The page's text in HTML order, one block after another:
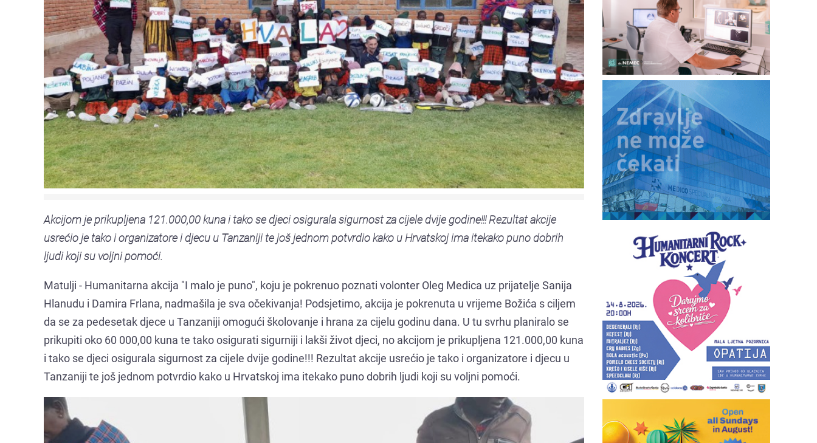
Akcijom je prikupljena 121.000,00 kuna i tako se djeci osigurala sigurnost za cijele dvije godine!!! Rezultat akcije
usrećio je tako i organizatore i djecu u Tanzaniji te još jednom potvrdio kako u Hrvatskoj ima itekako puno dobrih
ljudi koji su voljni pomoći.
Matulji - Humanitarna akcija "I malo je puno", koju je pokrenuo poznati volonter Oleg Medica uz prijatelje Sanija
Hlanudu i Damira Frlana, nadmašila je sva očekivanja! Podsjetimo, akcija je pokrenuta u vrijeme Božića s ciljem
da se za pedesetak djece u Tanzaniji omogući školovanje i hrana za cijelu godinu dana. U tu svrhu planiralo se
prikupiti oko 60 000,00 kuna te tako osigurati sigurniji i lakši život djeci, no akcijom je prikupljena 121.000,00 kuna
i tako se djeci osigurala sigurnost za cijele dvije godine!!! Rezultat akcije usrećio je tako i organizatore i djecu u
Tanzaniji te još jednom potvrdio kako u Hrvatskoj ima itekako puno dobrih ljudi koji su voljni pomoći.